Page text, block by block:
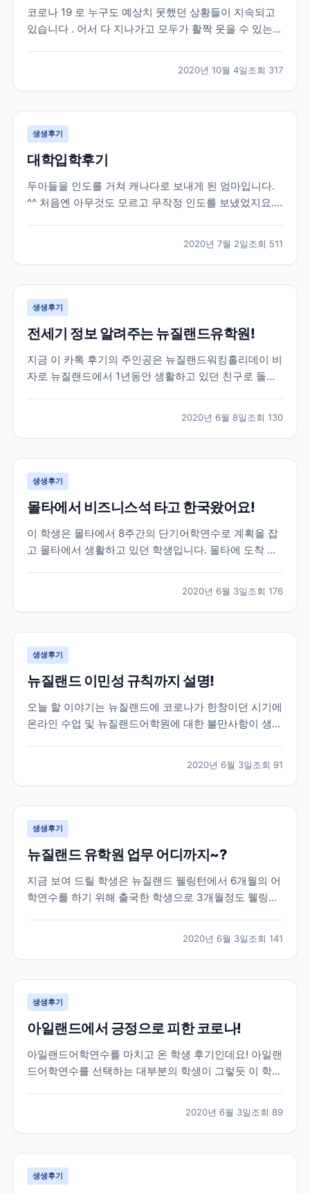
코로나 19 로 누구도 예상치 못했던 상황들이 지속되고
있습니다 . 어서 다 지나가고 모두가 활짝 웃을 수 있는
들이 제 후기를 통해 결정하시는 데 조금이나마 도움이
되길 바라는 마음에 글을 올려 봅니다 . 제...
2020년 10월 4일조회 317
생생후기
대학입학후기
두아들을 인도를 거쳐 캐나다로 보내게 된 엄마입니다.
^^ 처음엔 아무것도 모르고 무작정 인도를 보냈었지요.
니다. 그러다가 큰아들이 캐나다에 정착하고싶고, 워터
루대학교를 목표로 가고싶다하길래 브레이크에듀를 알
게 되었고,...
2020년 7월 2일조회 511
생생후기
전세기 정보 알려주는 뉴질랜드유학원!
지금 이 카톡 후기의 주인공은 뉴질랜드워킹홀리데이 비
자로 뉴질랜드에서 1년동안 생활하고 있던 친구로 돌아
급해지면서 항공권에 대해 고민을 하기 시작했는데요!
그러던 중 주한 뉴질랜드 대사관에서 공지한 전세기 소
식이...
2020년 6월 8일조회 130
생생후기
몰타에서 비즈니스석 타고 한국왔어요!
이 학생은 몰타에서 8주간의 단기어학연수로 계획을 잡
고 몰타에서 생활하고 있던 학생입니다. 몰타에 도착 후
코로나로 인한 공항 폐쇄 등의 소식등을 전하게 되었는
데요! 이 학생은 학업을 잠시 멈추고 한국으로 돌아오기
로...
2020년 6월 3일조회 176
생생후기
뉴질랜드 이민성 규칙까지 설명!
오늘 할 이야기는 뉴질랜드에 코로나가 한창이던 시기에
온라인 수업 및 뉴질랜드어학원에 대한 불만사항이 생겼
다. 이 학생은 뉴질랜드어학연수 6개월을 계획하고 떠난
학생인데, 3개월차에 뉴질랜드가 코로나로 인한 락다운
이...
2020년 6월 3일조회 91
생생후기
뉴질랜드 유학원 업무 어디까지~?
지금 보여 드릴 학생은 뉴질랜드 웰링턴에서 6개월의 어
학연수를 하기 위해 출국한 학생으로 3개월정도 웰링턴
크를 위해 대화를 나누면서 받은 카톡이랍니다! 그럼 먼
저 가장 궁금해 하실 학생과의 카톡 후기 먼저 함께 보...
2020년 6월 3일조회 141
생생후기
아일랜드에서 긍정으로 피한 코로나!
아일랜드어학연수를 마치고 온 학생 후기인데요! 아일랜
드어학연수를 선택하는 대부분의 학생이 그렇듯 이 학생
의 워킹홀리데이로 총 33주간의 체류를 목표로 아일랜
드에 작년 11월에 출국한 학생이랍니다! 아쉽게도...
2020년 6월 3일조회 89
생생후기